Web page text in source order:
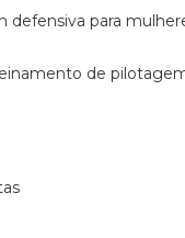
defensiva para
de